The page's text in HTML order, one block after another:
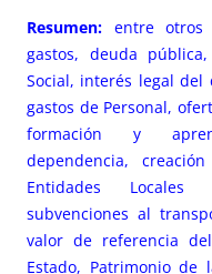
Resumen: entre otros
gastos, deuda
Social, interés legal del
gastos de Personal,
formación y
dependencia,
Entidades Locales
subvenciones al
valor de referencia
Estado, Patrimonio de